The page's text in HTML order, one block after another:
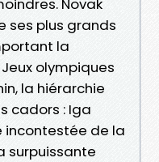
Novak
ses plus grands
la
olympiques
la hiérarchie
cadors : Iga
incontestée de la
surpuissante